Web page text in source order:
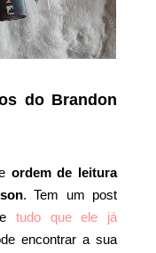
do Brandon
ordem de leitura
. Tem um post
tudo que ele já
encontrar a sua